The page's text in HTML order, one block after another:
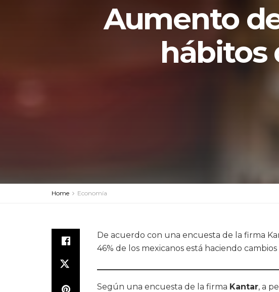
Aumento
hábitos
Home Economía
De acuerdo con una encuesta de la firma
46% de los mexicanos está haciendo cambios
Según una encuesta de la firma Kantar, a